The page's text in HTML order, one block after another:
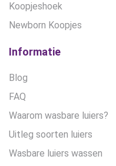
Koopjeshoek
Newborn Koopjes
Informatie
Blog
FAQ
Waarom wasbare luiers?
Uitleg soorten luiers
Wasbare luiers wassen